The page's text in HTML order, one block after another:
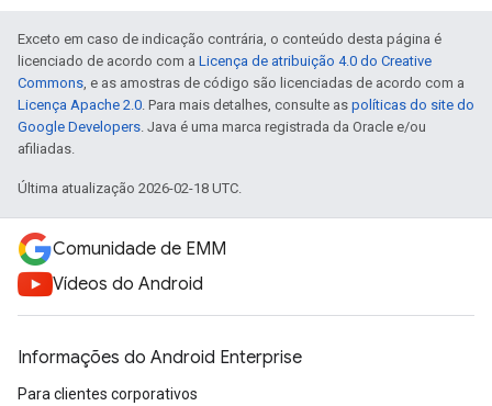
Exceto em caso de indicação contrária, o conteúdo desta página é
licenciado de acordo com a Licença de atribuição 4.0 do Creative
Commons, e as amostras de código são licenciadas de acordo com a
Licença Apache 2.0. Para mais detalhes, consulte as políticas do site do
Google Developers. Java é uma marca registrada da Oracle e/ou
afiliadas.
Última atualização 2026-02-18 UTC.
Comunidade de EMM
Vídeos do Android
Informações do Android Enterprise
Para clientes corporativos